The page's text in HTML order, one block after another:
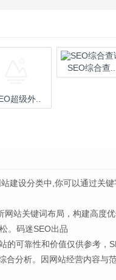
超级外..
SEO综合查..
建设分类中,你可以通过关
站关键词布局，构建高度
。码迷SEO出品
的可靠性和价值仅供参考，
合分析。因网站经营内容与